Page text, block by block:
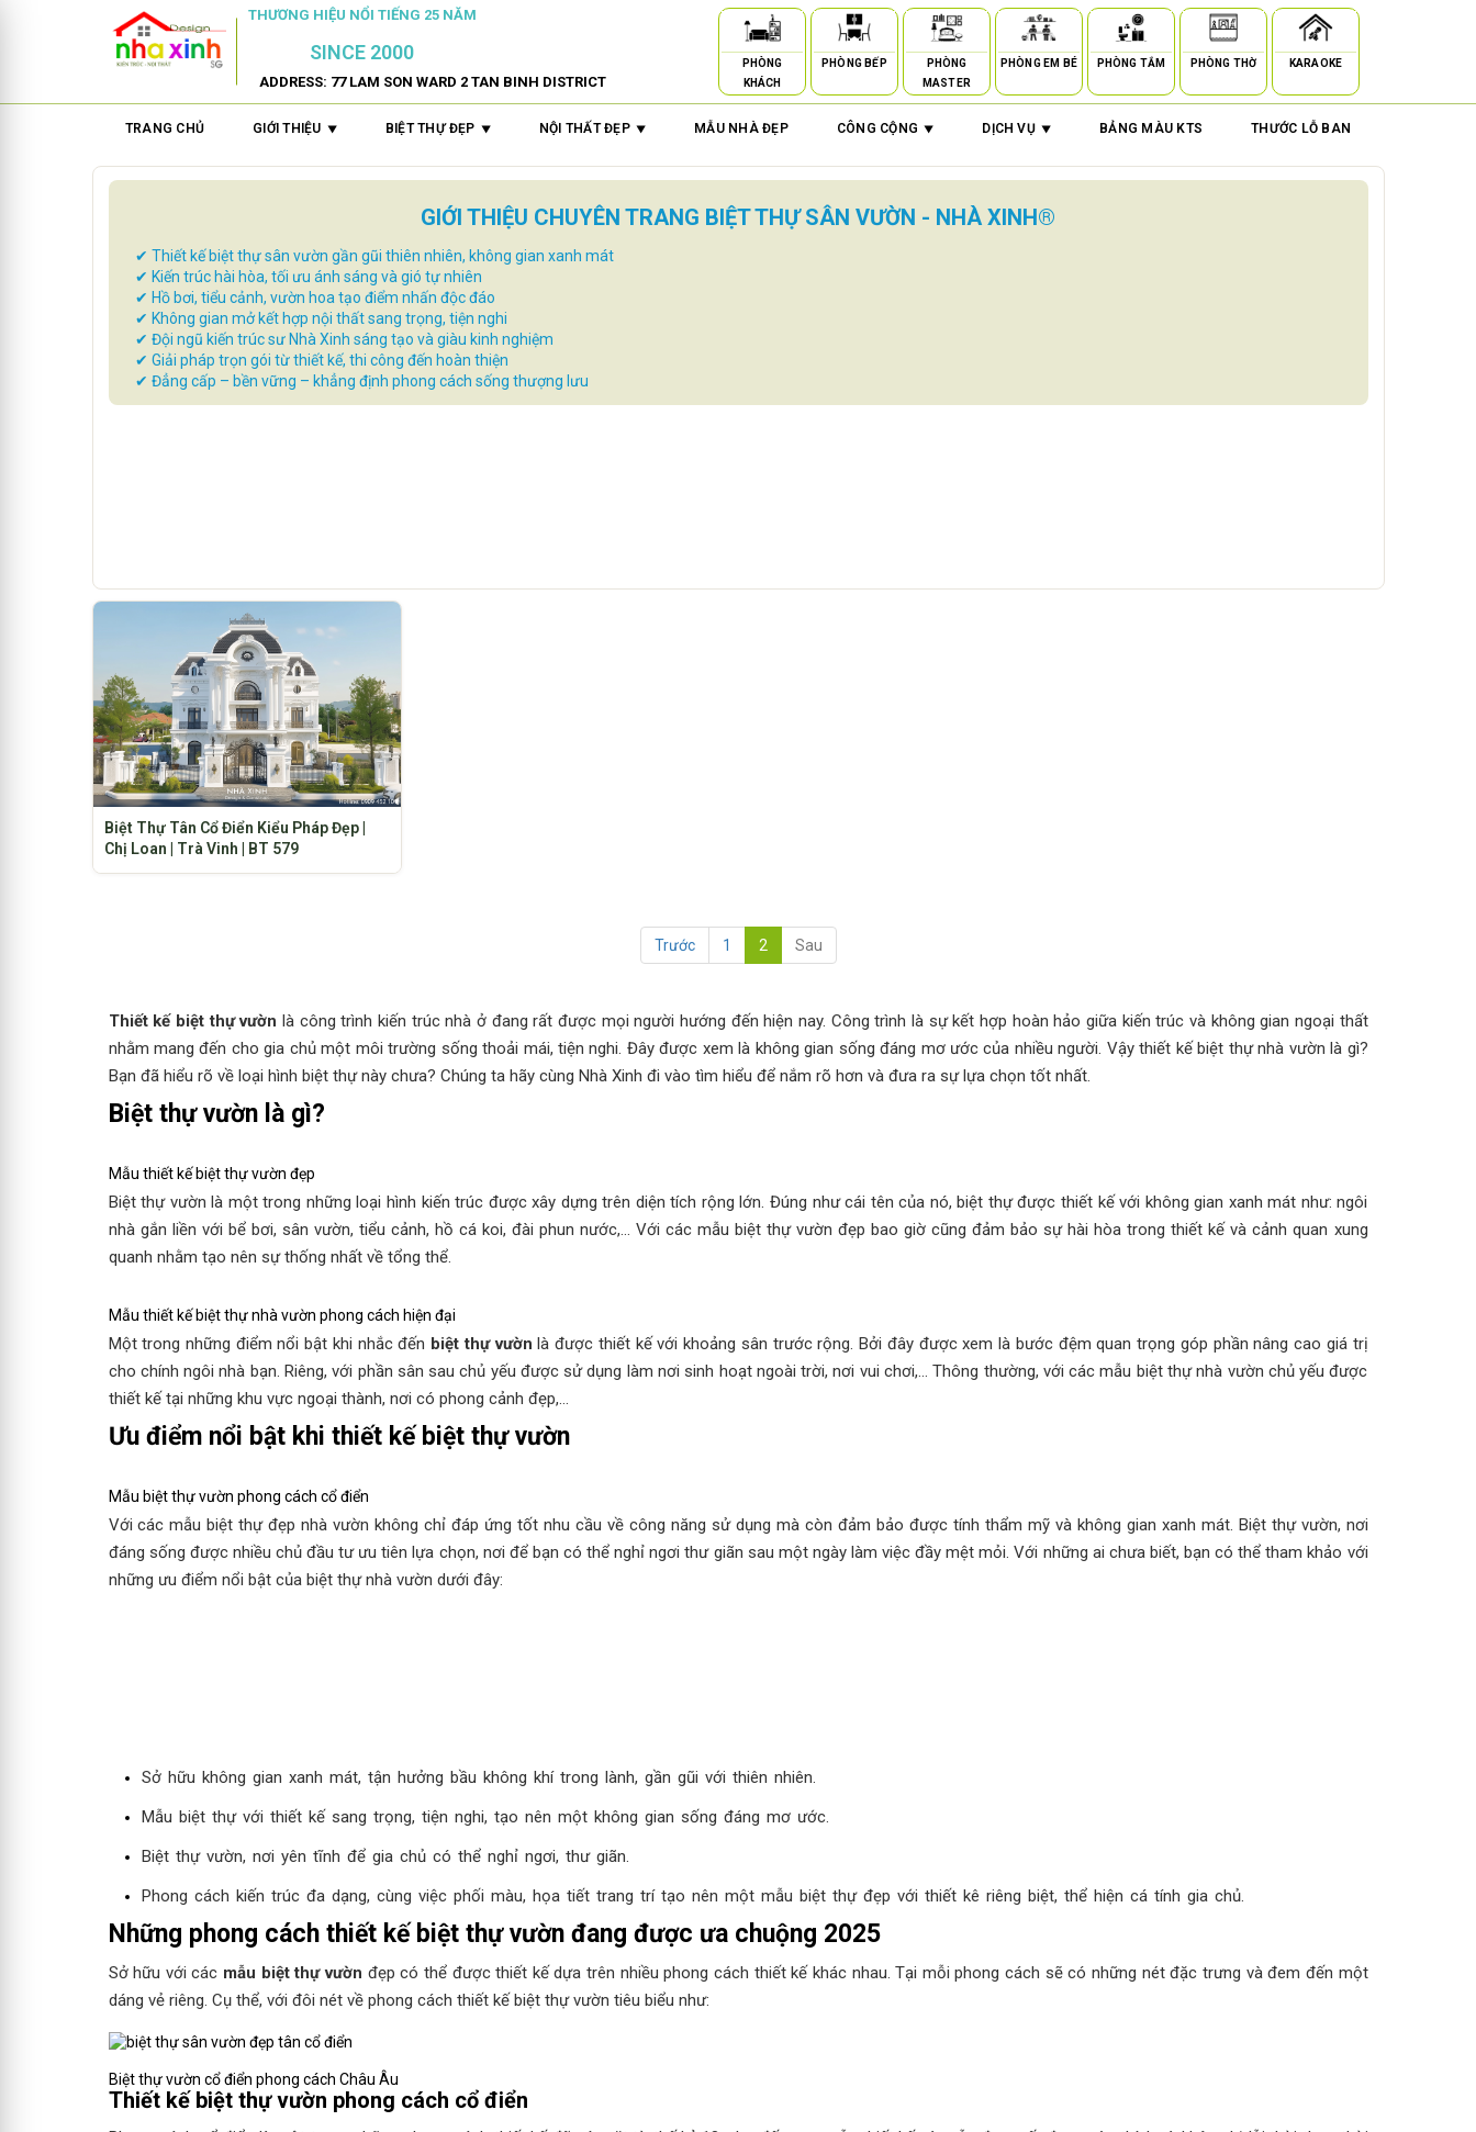
THƯƠNG HIỆU NỔI TIẾNG 25 NĂM
SINCE 2000
ADDRESS: 77 LAM SON WARD 2 TAN BINH DISTRICT
PHÒNG
KHÁCH
PHÒNG BẾP
PHÒNG
MASTER
PHÒNG EM BÉ PHÒNG TẮM PHÒNG THỜ KARAOKE
TRANG CHỦ GIỚI THIỆU BIỆT THỰ ĐẸP NỘI THẤT ĐẸP MẪU NHÀ ĐẸP CÔNG CỘNG DỊCH VỤ BẢNG MÀU KTS THƯỚC LỖ BAN
GIỚI THIỆU CHUYÊN TRANG BIỆT THỰ SÂN VƯỜN - NHÀ XINH®
✔ Thiết kế biệt thự sân vườn gần gũi thiên nhiên, không gian xanh mát
✔ Kiến trúc hài hòa, tối ưu ánh sáng và gió tự nhiên
✔ Hồ bơi, tiểu cảnh, vườn hoa tạo điểm nhấn độc đáo
✔ Không gian mở kết hợp nội thất sang trọng, tiện nghi
✔ Đội ngũ kiến trúc sư Nhà Xinh sáng tạo và giàu kinh nghiệm
✔ Giải pháp trọn gói từ thiết kế, thi công đến hoàn thiện
✔ Đẳng cấp – bền vững – khẳng định phong cách sống thượng lưu
Biệt Thự Tân Cổ Điển Kiểu Pháp Đẹp |
Chị Loan | Trà Vinh | BT 579
Trước 1 2 Sau
Thiết kế biệt thự vườn là công trình kiến trúc nhà ở đang rất được mọi người hướng đến hiện nay. Công trình là sự kết hợp hoàn hảo giữa kiến trúc và không gian ngoại thất
nhằm mang đến cho gia chủ một môi trường sống thoải mái, tiện nghi. Đây được xem là không gian sống đáng mơ ước của nhiều người. Vậy thiết kế biệt thự nhà vườn là gì?
Bạn đã hiểu rõ về loại hình biệt thự này chưa? Chúng ta hãy cùng Nhà Xinh đi vào tìm hiểu để nắm rõ hơn và đưa ra sự lựa chọn tốt nhất.
Biệt thự vườn là gì?
Mẫu thiết kế biệt thự vườn đẹp
Biệt thự vườn là một trong những loại hình kiến trúc được xây dựng trên diện tích rộng lớn. Đúng như cái tên của nó, biệt thự được thiết kế với không gian xanh mát như: ngôi
nhà gắn liền với bể bơi, sân vườn, tiểu cảnh, hồ cá koi, đài phun nước,… Với các mẫu biệt thự vườn đẹp bao giờ cũng đảm bảo sự hài hòa trong thiết kế và cảnh quan xung
quanh nhằm tạo nên sự thống nhất về tổng thể.
Mẫu thiết kế biệt thự nhà vườn phong cách hiện đại
Một trong những điểm nổi bật khi nhắc đến biệt thự vườn là được thiết kế với khoảng sân trước rộng. Bởi đây được xem là bước đệm quan trọng góp phần nâng cao giá trị
cho chính ngôi nhà bạn. Riêng, với phần sân sau chủ yếu được sử dụng làm nơi sinh hoạt ngoài trời, nơi vui chơi,… Thông thường, với các mẫu biệt thự nhà vườn chủ yếu được
thiết kế tại những khu vực ngoại thành, nơi có phong cảnh đẹp,…
Ưu điểm nổi bật khi thiết kế biệt thự vườn
Mẫu biệt thự vườn phong cách cổ điển
Với các mẫu biệt thự đẹp nhà vườn không chỉ đáp ứng tốt nhu cầu về công năng sử dụng mà còn đảm bảo được tính thẩm mỹ và không gian xanh mát. Biệt thự vườn, nơi
đáng sống được nhiều chủ đầu tư ưu tiên lựa chọn, nơi để bạn có thể nghỉ ngơi thư giãn sau một ngày làm việc đầy mệt mỏi. Với những ai chưa biết, bạn có thể tham khảo với
những ưu điểm nổi bật của biệt thự nhà vườn dưới đây:
Sở hữu không gian xanh mát, tận hưởng bầu không khí trong lành, gần gũi với thiên nhiên.
Mẫu biệt thự với thiết kế sang trọng, tiện nghi, tạo nên một không gian sống đáng mơ ước.
Biệt thự vườn, nơi yên tĩnh để gia chủ có thể nghỉ ngơi, thư giãn.
Phong cách kiến trúc đa dạng, cùng việc phối màu, họa tiết trang trí tạo nên một mẫu biệt thự đẹp với thiết kê riêng biệt, thể hiện cá tính gia chủ.
Những phong cách thiết kế biệt thự vườn đang được ưa chuộng 2025
Sở hữu với các mẫu biệt thự vườn đẹp có thể được thiết kế dựa trên nhiều phong cách thiết kế khác nhau. Tại mỗi phong cách sẽ có những nét đặc trưng và đem đến một
dáng vẻ riêng. Cụ thể, với đôi nét về phong cách thiết kế biệt thự vườn tiêu biểu như:
Biệt thự vườn cổ điển phong cách Châu Âu
Thiết kế biệt thự vườn phong cách cổ điển